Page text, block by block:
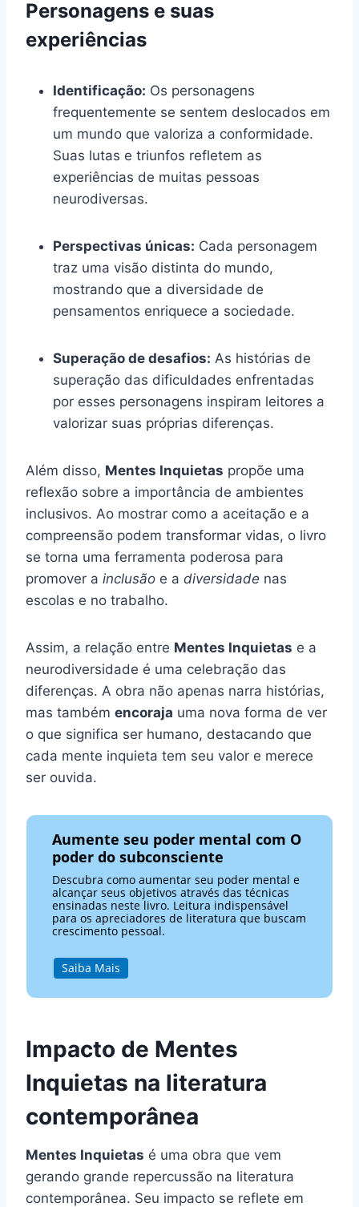
Personagens e suas
experiências
Identificação: Os personagens
frequentemente se sentem deslocados em
um mundo que valoriza a conformidade.
Suas lutas e triunfos refletem as
experiências de muitas pessoas
neurodiversas.
Perspectivas únicas: Cada personagem
traz uma visão distinta do mundo,
mostrando que a diversidade de
pensamentos enriquece a sociedade.
Superação de desafios: As histórias de
superação das dificuldades enfrentadas
por esses personagens inspiram leitores a
valorizar suas próprias diferenças.
Além disso, Mentes Inquietas propõe uma
reflexão sobre a importância de ambientes
inclusivos. Ao mostrar como a aceitação e a
compreensão podem transformar vidas, o livro
se torna uma ferramenta poderosa para
promover a inclusão e a diversidade nas
escolas e no trabalho.
Assim, a relação entre Mentes Inquietas e a
neurodiversidade é uma celebração das
diferenças. A obra não apenas narra histórias,
mas também encoraja uma nova forma de ver
o que significa ser humano, destacando que
cada mente inquieta tem seu valor e merece
ser ouvida.
Aumente seu poder mental com O
poder do subconsciente
Descubra como aumentar seu poder mental e
alcançar seus objetivos através das técnicas
ensinadas neste livro. Leitura indispensável
para os apreciadores de literatura que buscam
crescimento pessoal.
Saiba Mais
Impacto de Mentes
Inquietas na literatura
contemporânea
Mentes Inquietas é uma obra que vem
gerando grande repercussão na literatura
contemporânea. Seu impacto se reflete em